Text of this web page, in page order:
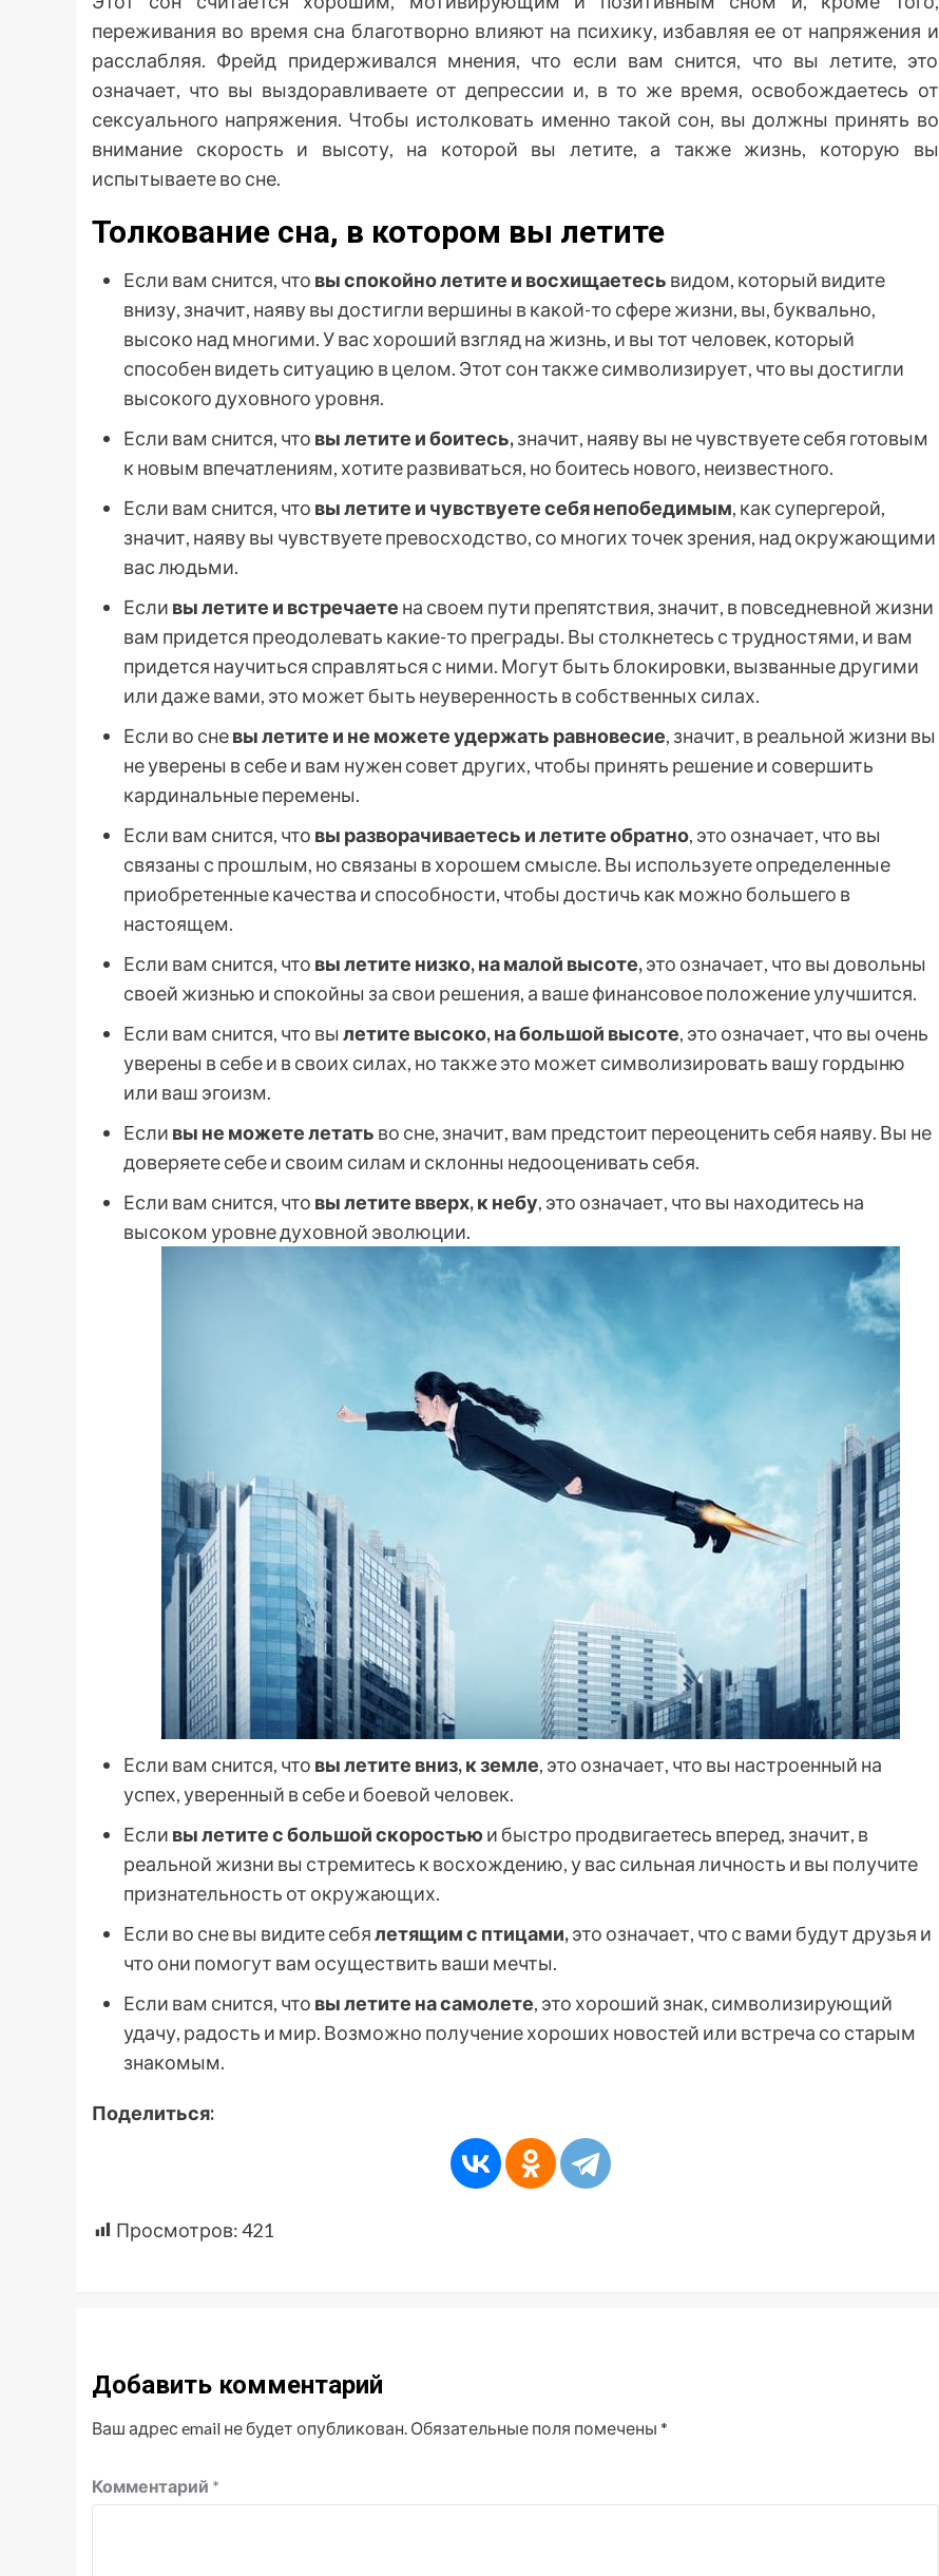
переживания во время сна благотворно влияют на психику, избавляя ее от напряжения и
расслабляя. Фрейд придерживался мнения, что если вам снится, что вы летите, это
означает, что вы выздоравливаете от депрессии и, в то же время, освобождаетесь от
сексуального напряжения. Чтобы истолковать именно такой сон, вы должны принять во
внимание скорость и высоту, на которой вы летите, а также жизнь, которую вы
испытываете во сне.
Толкование сна, в котором вы летите
Если вам снится, что вы спокойно летите и восхищаетесь видом, который видите
внизу, значит, наяву вы достигли вершины в какой-то сфере жизни, вы, буквально,
высоко над многими. У вас хороший взгляд на жизнь, и вы тот человек, который
способен видеть ситуацию в целом. Этот сон также символизирует, что вы достигли
высокого духовного уровня.
Если вам снится, что вы летите и боитесь,значит, наяву вы не чувствуете себя готовым
к новым впечатлениям, хотите развиваться, но боитесь нового, неизвестного.
Если вам снится, что вы летите и чувствуете себя непобедимым, как супергерой,
значит, наяву вы чувствуете превосходство, со многих точек зрения, над окружающими
вас людьми.
Если вы летите и встречаете на своем пути препятствия, значит, в повседневной жизни
вам придется преодолевать какие-то преграды. Вы столкнетесь с трудностями, и вам
придется научиться справляться с ними. Могут быть блокировки, вызванные другими
или даже вами, это может быть неуверенность в собственных силах.
Если во сневы летите и не можете удержать равновесие, значит, в реальной жизни вы
не уверены в себе и вам нужен совет других, чтобы принять решение и совершить
кардинальные перемены.
Если вам снится, что вы разворачиваетесь илетите обратно, это означает, что вы
связаны с прошлым, но связаны в хорошем смысле. Вы используете определенные
приобретенные качества и способности, чтобы достичь как можно большего в
настоящем.
Если вам снится, что вы летите низко, на малой высоте,это означает, что вы довольны
своей жизнью и спокойны за свои решения, а ваше финансовое положение улучшится.
Если вам снится, что вы летите высоко, на большой высоте, это означает, что вы очень
уверены в себе и в своих силах, но также это может символизировать вашу гордыню
или ваш эгоизм.
Если вы не можете летать во сне, значит, вам предстоит переоценить себя наяву. Вы не
доверяете себе и своим силам и склонны недооценивать себя.
Если вам снится, что вы летите вверх, к небу, это означает, что вы находитесь на
высоком уровне духовной эволюции.
Если вам снится, что вы летите вниз, к земле, это означает, что вы настроенный на
успех, уверенный в себе и боевой человек.
Если вы летите с большой скоростью и быстро продвигаетесь вперед, значит, в
реальной жизни вы стремитесь к восхождению, у вас сильная личность и вы получите
признательность от окружающих.
Если во сне вы видите себялетящим с птицами,это означает, что с вами будут друзья и
что они помогут вам осуществить ваши мечты.
Если вам снится, что вы летите на самолете, это хороший знак, символизирующий
удачу, радость и мир. Возможно получение хороших новостей или встреча со старым
знакомым.
Поделиться:
Просмотров:421
Добавить комментарий
Ваш адрес email не будет опубликован. Обязательные поля помечены *
Комментарий *